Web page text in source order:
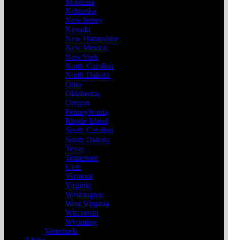
Montana
Nebraska
New Jersey
Nevada
New Hampshire
New Mexico
New York
North Carolina
North Dakota
Ohio
Oklahoma
Oregon
Pennsylvania
Rhode Island
South Carolina
South Dakota
Texas
Tennessee
Utah
Vermont
Virginia
Washington
West Virginia
Wisconsin
Wyoming
Venezuela